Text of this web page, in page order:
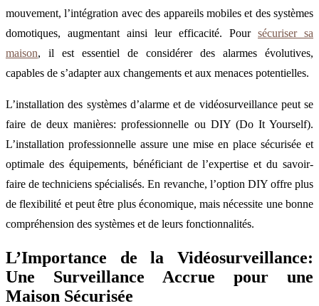
mouvement, l’intégration avec des appareils mobiles et des systèmes
domotiques, augmentant ainsi leur efficacité. Pour sécuriser sa
maison, il est essentiel de considérer des alarmes évolutives,
capables de s’adapter aux changements et aux menaces potentielles.
L’installation des systèmes d’alarme et de vidéosurveillance peut se
faire de deux manières: professionnelle ou DIY (Do It Yourself).
L’installation professionnelle assure une mise en place sécurisée et
optimale des équipements, bénéficiant de l’expertise et du savoir-
faire de techniciens spécialisés. En revanche, l’option DIY offre plus
de flexibilité et peut être plus économique, mais nécessite une bonne
compréhension des systèmes et de leurs fonctionnalités.
L’Importance de la Vidéosurveillance:
Une Surveillance Accrue pour une
Maison Sécurisée